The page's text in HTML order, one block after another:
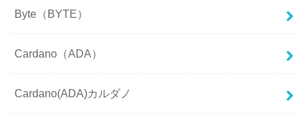
Byte（BYTE）
Cardano（ADA）
Cardano(ADA)カルダノ